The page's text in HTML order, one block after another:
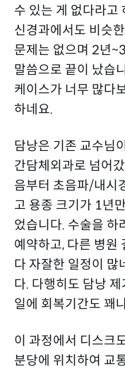
수 있는 게 없다라고
신경과에서도 비슷
문제는 없으며 2년
말씀으로 끝이 났습
케이스가 너무 많다
하네요.
담낭은 기존 교수님
간담체외과로 넘어
음부터 초음파/내시
고 용종 크기가 1년
었습니다. 수술을 하
예약하고, 다른 병원
다 자잘한 일정이 많
다. 다행히도 담낭
일에 회복기간도 꽤
이 과정에서 디스크
분당에 위치하여 교